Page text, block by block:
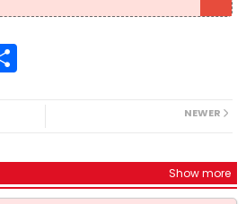
NEWER
Show more